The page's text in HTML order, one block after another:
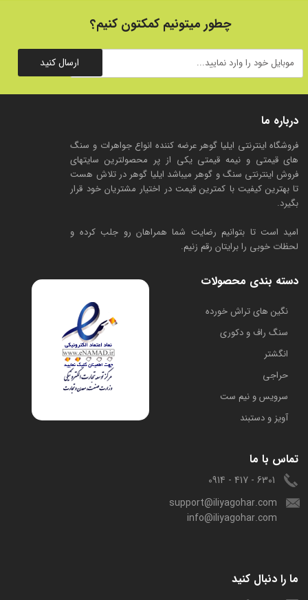
درباره ما
فروشگاه اینترنتی ایلیا گوهر عرضه کننده انواع جواهرات و سنگ
های قیمتی و نیمه قیمتی یکی از پر محصولترین سایتهای
فروش اینترنتی سنگ و گوهر میباشد ایلیا گوهر در تلاش هست
تا بهترین کیفیت با کمترین قیمت در اختیار مشتریان خود قرار
بگیرد.
امید است تا بتوانیم رضایت شما همراهان رو جلب کرده و
لحظات خوبی را برایتان رقم زنیم.
دسته بندی محصولات
​نگین های تراش خورده
سنگ راف و دکوری
انگشتر
حراجی
سرویس و نیم ست
آویز و دستبند
تماس با ما
6301 - 417 - 0914
support@iliyagohar.com
info@iliyagohar.com
ما را دنبال کنید
چطور میتونیم کمکتون کنیم؟
ارسال کنید